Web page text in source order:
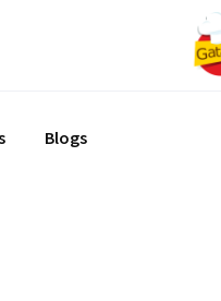
Blogs